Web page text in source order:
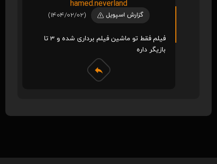
hamed.neverland
گزارش اسپویل (1404/02/02)
فیلم فقط تو ماشین فیلم برداری شده و 3 تا
بازیگر داره